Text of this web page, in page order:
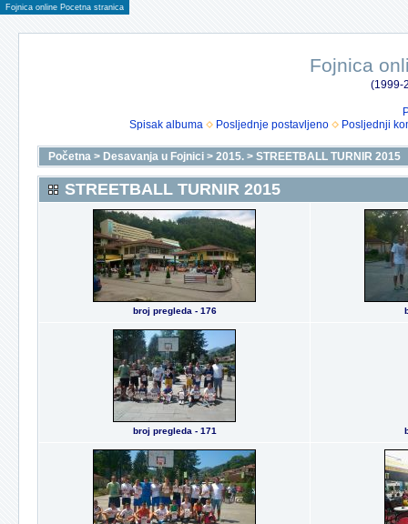
Fojnica online Pocetna stranica
Fojnica
(1999-
Spisak albuma
Posljednje postavljeno Posljednji
Početna > Desavanja u Fojnici > 2015. > STREETBALL TURNIR 2015
STREETBALL TURNIR 2015
broj pregleda - 176
broj pregleda - 171